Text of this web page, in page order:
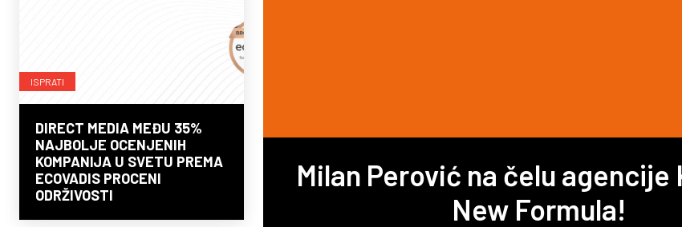
ISPRATI
DIRECT MEDIA MEĐU 35%
NAJBOLJE OCENJENIH
KOMPANIJA U SVETU PREMA
ECOVADIS PROCENI
ODRŽIVOSTI
Milan Perović na čelu agencije
New Formula!